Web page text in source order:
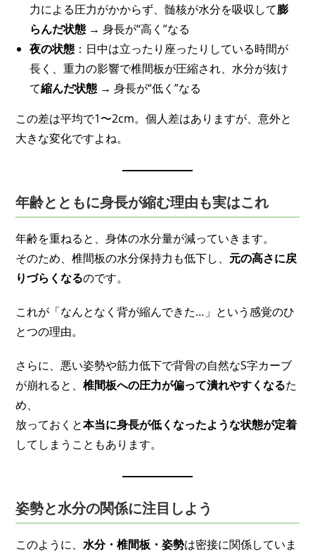
力による圧力がかからず、髄核が水分を吸収して膨
らんだ状態 → 身長が“高く”なる
夜の状態 ：日中は立ったり座ったりしている時間が
長く、重力の影響で椎間板が圧縮され、水分が抜け
て縮んだ状態 → 身長が“低く”なる
この差は平均で1〜2cm。個人差はありますが、意外と
大きな変化ですよね。
年齢とともに身長が縮む理由も実はこれ
年齢を重ねると、身体の水分量が減っていきます。
そのため、椎間板の水分保持力も低下し、 元の高さに戻
りづらくなるのです。
これが「なんとなく背が縮んできた…」という感覚のひ
とつの理由。
さらに、悪い姿勢や筋力低下で背骨の自然なS字カーブ
が崩れると、椎間板への圧力が偏って潰れやすくなるた
め、
放っておくと本当に身長が低くなったような状態が定着
してしまうこともあります。
姿勢と水分の関係に注目しよう
このように、水分・椎間板・姿勢は密接に関係していま